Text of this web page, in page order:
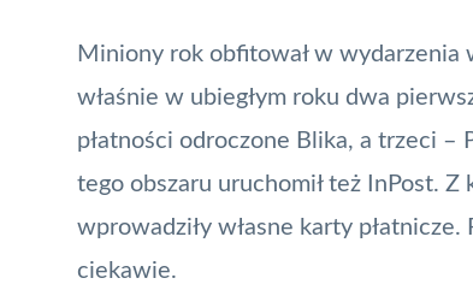
Miniony rok obfitował w wydarzenia
właśnie w ubiegłym roku dwa
płatności odroczone Blika, a trzeci –
tego obszaru uruchomił też InPost. Z
wprowadziły własne karty
ciekawie.